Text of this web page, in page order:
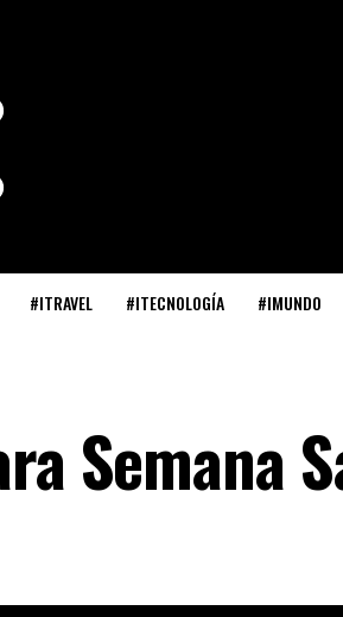
#ITRAVEL #ITECNOLOGÍA #IMUNDO
Semana